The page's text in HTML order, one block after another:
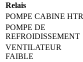
Relais
POMPE CABINE HTR
POMPE DE
REFROIDISSEMENT
VENTILATEUR
FAIBLE